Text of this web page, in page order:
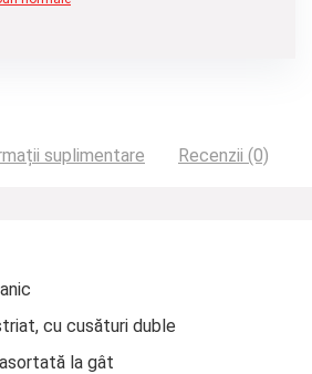
suplimentare Recenzii (0)
cu cusături duble
la gât